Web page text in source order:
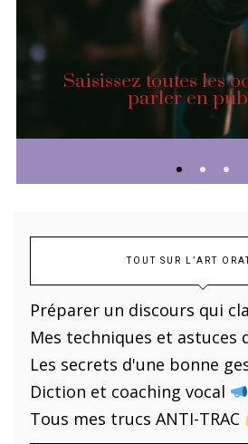
Saisissez toutes les
parler en
TOUT SUR L’ART
Préparer un discours qui
Mes techniques et astuces
Les secrets d'une bonne
Diction et coaching vocal
Tous mes trucs ANTI-TRAC